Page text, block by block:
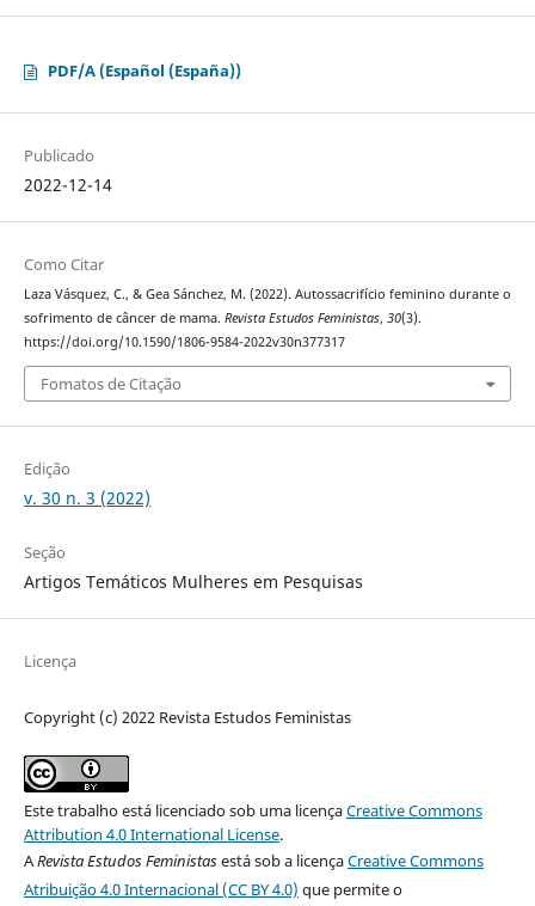
PDF/A (Español (España))
Publicado
2022-12-14
Como Citar
Laza Vásquez, C., & Gea Sánchez, M. (2022). Autossacrifício feminino durante o
sofrimento de câncer de mama. Revista Estudos Feministas, 30(3).
https://doi.org/10.1590/1806-9584-2022v30n377317
Fomatos de Citação
Edição
v. 30 n. 3 (2022)
Seção
Artigos Temáticos Mulheres em Pesquisas
Licença
Copyright (c) 2022 Revista Estudos Feministas
Este trabalho está licenciado sob uma licençaCreative Commons
Attribution 4.0 International License.
ARevista Estudos Feministasestá sob a licençaCreative Commons
Atribuição 4.0 Internacional (CC BY 4.0) que permite o